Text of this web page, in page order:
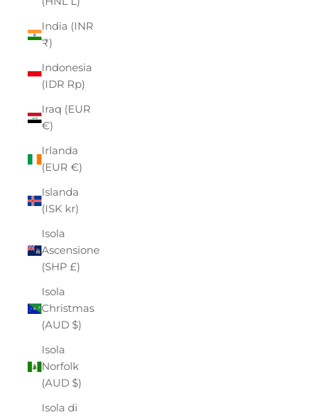
India (INR
₹)
Indonesia
(IDR Rp)
Iraq (EUR
€)
Irlanda
(EUR €)
Islanda
(ISK kr)
Isola
Ascensione
(SHP £)
Isola
Christmas
(AUD $)
Isola
Norfolk
(AUD $)
Isola di